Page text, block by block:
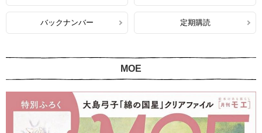
バックナンバー 定期購読
MOE